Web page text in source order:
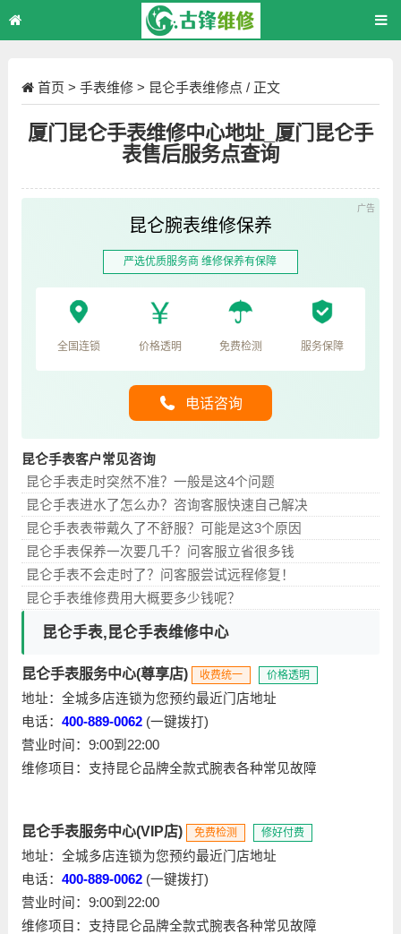
首页 > 手表维修> 昆仑手表维修点 / 正文
厦门昆仑手表维修中心地址_厦门昆仑手
表售后服务点查询
昆仑腕表维修保养
严选优质服务商 维修保养有保障
全国连锁 价格透明 免费检测 服务保障
电话咨询
昆仑手表客户常见咨询
昆仑手表走时突然不准？一般是这4个问题
昆仑手表进水了怎么办？咨询客服快速自己解决
昆仑手表表带戴久了不舒服？可能是这3个原因
昆仑手表保养一次要几千？问客服立省很多钱
昆仑手表不会走时了？问客服尝试远程修复！
昆仑手表维修费用大概要多少钱呢？
昆仑手表,昆仑手表维修中心
昆仑手表服务中心(尊享店) 收费统一 价格透明
地址：全城多店连锁为您预约最近门店地址
电话： 400-889-0062(一键拨打)
营业时间：9:00到22:00
维修项目：支持昆仑品牌全款式腕表各种常见故障
昆仑手表服务中心(VIP店) 免费检测 修好付费
地址：全城多店连锁为您预约最近门店地址
电话： 400-889-0062(一键拨打)
营业时间：9:00到22:00
维修项目：支持昆仑品牌全款式腕表各种常见故障